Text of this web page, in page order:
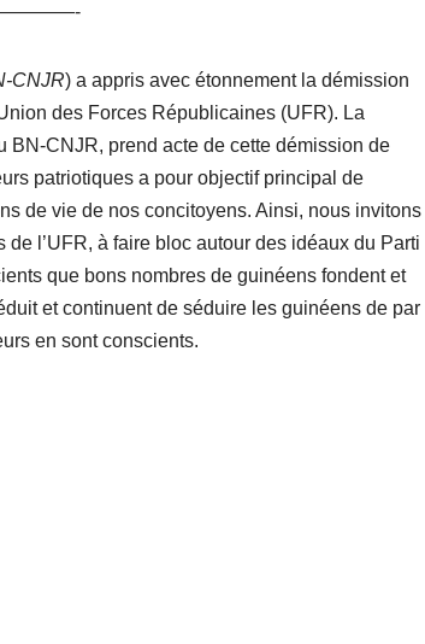
CNJR) a appris avec étonnement la démission
des Forces Républicaines (UFR). La
BN-CNJR, prend acte de cette démission de
patriotiques a pour objectif principal de
de vie de nos concitoyens. Ainsi, nous invitons
l’UFR, à faire bloc autour des idéaux du Parti
que bons nombres de guinéens fondent et
et continuent de séduire les guinéens de par
en sont conscients.